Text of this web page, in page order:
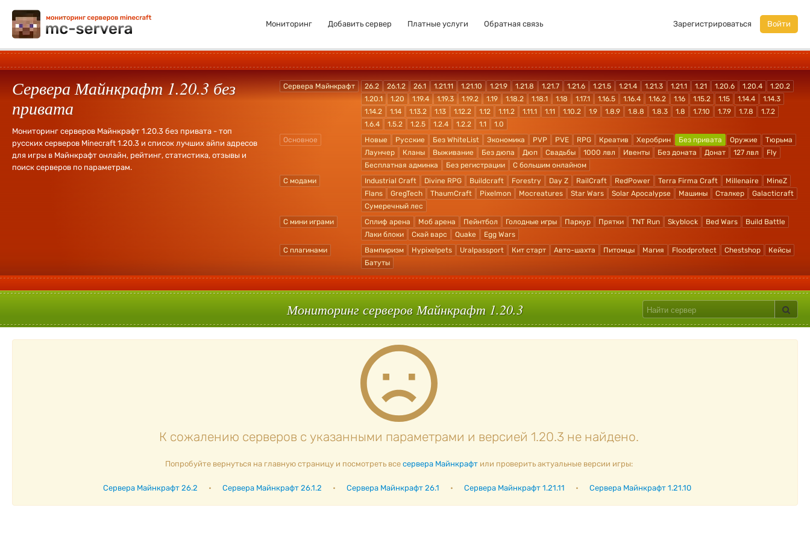
Мониторинг Добавить сервер Платные услуги Обратная связь Зарегистрироваться Войти
Сервера Майнкрафт 1.20.3 без
привата
Мониторинг серверов Майнкрафт 1.20.3 без привата - топ
русских серверов Minecraft 1.20.3 и список лучших айпи адресов
для игры в Майнкрафт онлайн, рейтинг, статистика, отзывы и
поиск серверов по параметрам.
Сервера Майнкрафт 26.2 26.1.2 26.1 1.21.11 1.21.10 1.21.9 1.21.8 1.21.7 1.21.6 1.21.5 1.21.4 1.21.3 1.21.1 1.21 1.20.6 1.20.4
1.20.2
1.20.1
1.20 1.19.4 1.19.3 1.19.2 1.19 1.18.2 1.18.1 1.18 1.17.1 1.16.5 1.16.4 1.16.2 1.16 1.15.2 1.15 1.14.4
1.14.3
1.14.2
1.14 1.13.2 1.13 1.12.2 1.12 1.11.2 1.11.1 1.11 1.10.2 1.9 1.8.9 1.8.8 1.8.3 1.8 1.7.10 1.7.9 1.7.8
1.7.2
1.6.4
1.5.2 1.2.5 1.2.4 1.2.2 1.1
1.0
Основное
Новые Русские Без WhiteList Экономика PVP PVE RPG Креатив Херобрин Без привата Оружие
Тюрьма
Лаунчер
Кланы Выживание Без дюпа Дюп Свадьбы 1000 лвл Ивенты Без доната Донат 127 лвл
Fly
Бесплатная админка
Без регистрации
С большим онлайном
С модами
Industrial Craft Divine RPG Buildcraft Forestry Day Z RailCraft RedPower Terra Firma Craft Millenaire
MineZ
Flans
GregTech ThaumCraft Pixelmon Mocreatures Star Wars Solar Apocalypse Машины Сталкер
Galacticraft
Сумеречный лес
С мини играми
Сплиф арена Моб арена Пейнтбол Голодные игры Паркур Прятки TNT Run Skyblock Bed Wars
Build Battle
Лаки блоки
Скай варс Quake
Egg Wars
С плагинами
Вампиризм Hypixelpets Uralpassport Кит старт Авто-шахта Питомцы Магия Floodprotect Chestshop
Кейсы
Батуты
Мониторинг серверов Майнкрафт 1.20.3
К сожалению серверов с указанными параметрами и версией 1.20.3 не найдено.
Попробуйте вернуться на главную страницу и посмотреть все сервера Майнкрафтили проверить актуальные версии игры:
Сервера Майнкрафт 26.2 • Сервера Майнкрафт 26.1.2 • Сервера Майнкрафт 26.1 • Сервера Майнкрафт 1.21.11 • Сервера Майнкрафт 1.21.10